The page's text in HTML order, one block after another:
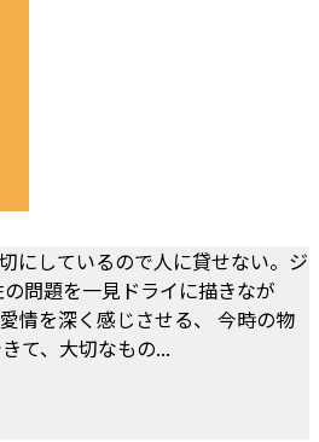
にしているので人に貸せない。ジ
問題を一見ドライに描きなが
情を深く感じさせる、 今時の物
て、大切なもの...